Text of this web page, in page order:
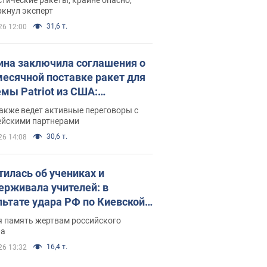
эксперт
12:00 31,6 т.
заключила соглашения о
поставке ракет для
Patriot из США:
раскрыл подробности
ведет активные переговоры с
партнерами
14:08 30,6 т.
об учениках и
учителей: в
удара РФ по Киевской
погибли директор
лицея, её муж и внук
память жертвам российского
13:32 16,4 т.